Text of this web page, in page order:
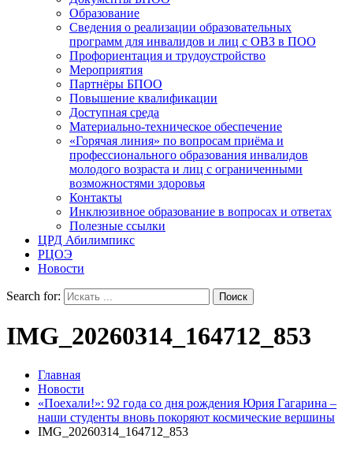
Образование
Сведения о реализации образовательных
программ для инвалидов и лиц с ОВЗ в ПОО
Профориентация и трудоустройство
Мероприятия
Партнёры БПОО
Повышение квалификации
Доступная среда
Материально-техническое обеспечение
«Горячая линия» по вопросам приёма и
профессионального образования инвалидов
молодого возраста и лиц с ограниченными
возможностями здоровья
Контакты
Инклюзивное образование в вопросах и ответах
Полезные ссылки
ЦРД Абилимпикс
РЦОЭ
Новости
Search for:
IMG_20260314_164712_853
Главная
Новости
«Поехали!»: 92 года со дня рождения Юрия Гагарина –
наши студенты вновь покоряют космические вершины
IMG_20260314_164712_853